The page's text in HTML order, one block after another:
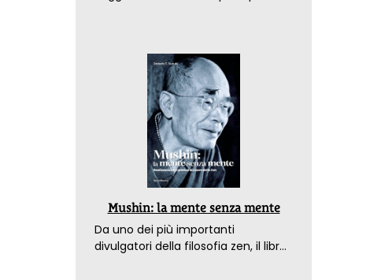
Mushin: la mente senza mente
Da uno dei più importanti
divulgatori della filosofia zen, il libro